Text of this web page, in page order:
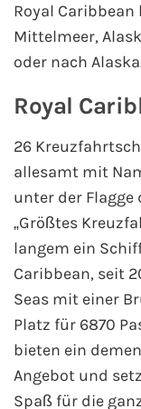
Karibik-
Westeuropa-
Norwegen-
Orient-
Weltreise-
Reedereien
AIDA Cruises
TUI Cruises
Royal
Mittelmeer,
oder nach
Royal
26
allesamt mit
unter der Flagge
„Größtes
langem ein
Caribbean, seit
Seas mit einer
Platz für 6870
bieten ein
Angebot und
Spaß für die